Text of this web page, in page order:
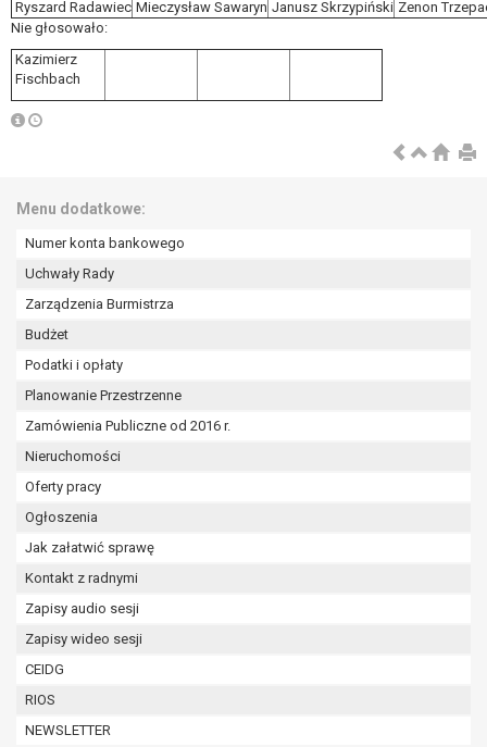
Ryszard Radawiec Mieczysław Sawaryn Janusz Skrzypiński Zenon
Nie głosowało:
Kazimierz
Fischbach
Menu dodatkowe:
Numer konta bankowego
Uchwały Rady
Zarządzenia Burmistrza
Budżet
Podatki i opłaty
Planowanie Przestrzenne
Zamówienia Publiczne od 2016 r.
Nieruchomości
Oferty pracy
Ogłoszenia
Jak załatwić sprawę
Kontakt z radnymi
Zapisy audio sesji
Zapisy wideo sesji
CEIDG
RIOS
NEWSLETTER
Pani/Pana dane nie będą poddawane
zautomatyzowanemu podejmowaniu decyzji, w tym